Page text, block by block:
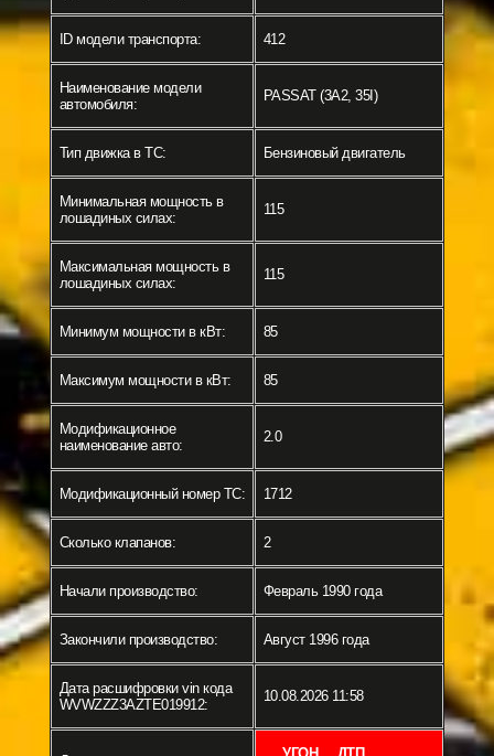
ID модели транспорта: 412
Наименование модели
автомобиля:
PASSAT (3A2, 35I)
Тип движка в ТС: Бензиновый двигатель
Минимальная мощность в
лошадиных силах:
115
Максимальная мощность в
лошадиных силах:
115
Минимум мощности в кВт: 85
Максимум мощности в кВт: 85
Модификационное
наименование авто:
2.0
Модификационный номер ТС: 1712
Сколько клапанов: 2
Начали производство: Февраль 1990 года
Закончили производство: Август 1996 года
Дата расшифровки vin кода
WVWZZZ3AZTE019912:
10.08.2026 11:58